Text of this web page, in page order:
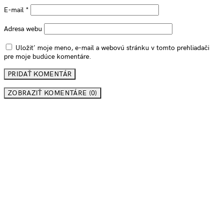
E-mail *
Adresa webu
Uložiť moje meno, e-mail a webovú stránku v tomto prehliadači
pre moje budúce komentáre.
ZOBRAZIŤ KOMENTÁRE (0)